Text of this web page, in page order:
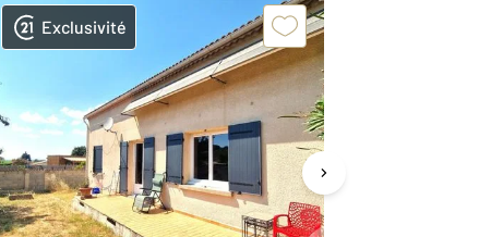
Exclusivité